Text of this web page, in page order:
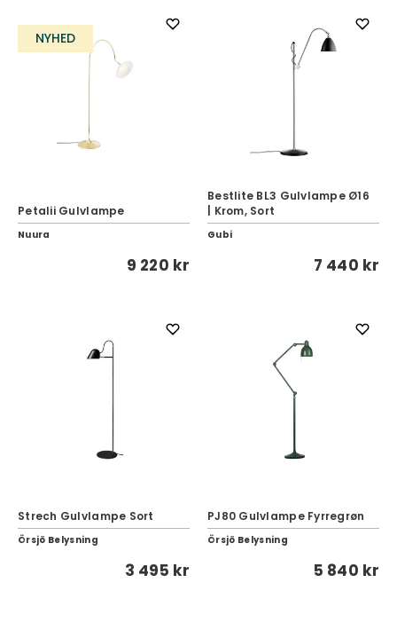
NYHED
Petalii Gulvlampe
Nuura
9 220 kr
Bestlite BL3 Gulvlampe Ø16
| Krom, Sort
Gubi
7 440 kr
Strech Gulvlampe Sort
Örsjö Belysning
3 495 kr
PJ80 Gulvlampe Fyrregrøn
Örsjö Belysning
5 840 kr